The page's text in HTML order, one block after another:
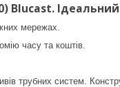
Blucast.
мережах.
часу та коштів.
трубних систем.